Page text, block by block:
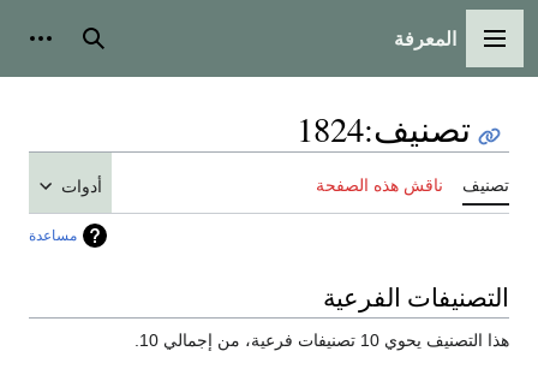
القائمة الرئيسية
المعرفة بحث
تصنيف:
1824
تصنيف ناقش هذه الصفحة أدوات
مساعدة
التصنيفات الفرعية
هذا التصنيف يحوي 10 تصنيفات فرعية، من إجمالي 10.